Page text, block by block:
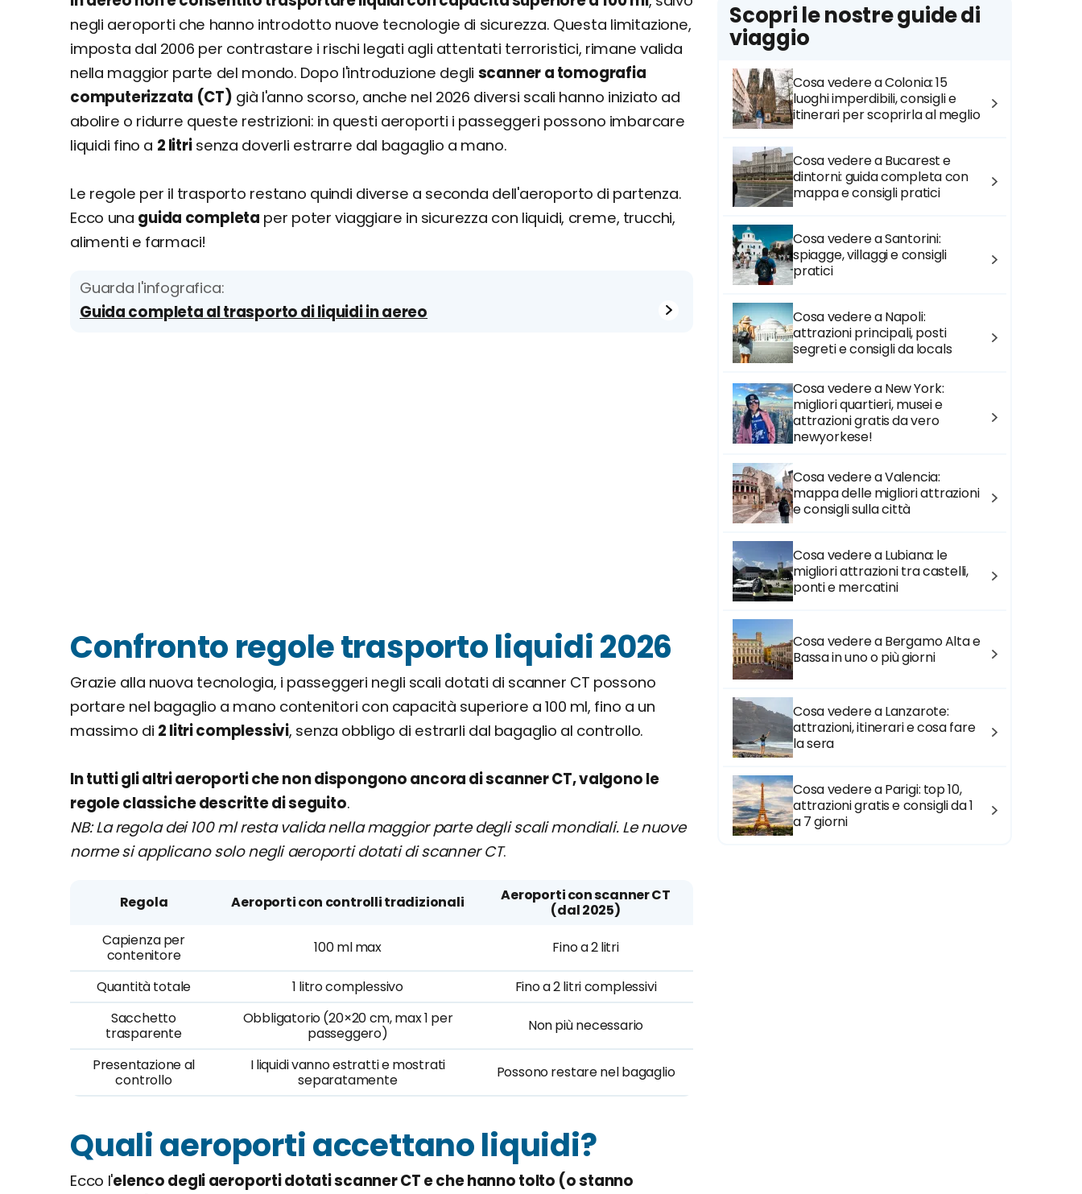
negli aeroporti che hanno introdotto nuove tecnologie di sicurezza. Questa limitazione,
imposta dal 2006 per contrastare i rischi legati agli attentati terroristici, rimane valida
nella maggior parte del mondo. Dopo l'introduzione degli scanner a tomografia
computerizzata (CT) già l'anno scorso, anche nel 2026 diversi scali hanno iniziato ad
abolire o ridurre queste restrizioni: in questi aeroporti i passeggeri possono imbarcare
liquidi fino a 2 litrisenza doverli estrarre dal bagaglio a mano.
Le regole per il trasporto restano quindi diverse a seconda dell'aeroporto di partenza.
Ecco una guida completa per poter viaggiare in sicurezza con liquidi, creme, trucchi,
alimenti e farmaci!
Guarda l'infografica:
Guida completa al trasporto di liquidi in aereo
Confronto regole trasporto liquidi 2026
Grazie alla nuova tecnologia, i passeggeri negli scali dotati di scanner CT possono
portare nel bagaglio a mano contenitori con capacità superiore a 100 ml, fino a un
massimo di 2 litri complessivi, senza obbligo di estrarli dal bagaglio al controllo.
In tutti gli altri aeroporti che non dispongono ancora di scanner CT, valgono le
regole classiche descritte di seguito.
NB: La regola dei 100 ml resta valida nella maggior parte degli scali mondiali. Le nuove
norme si applicano solo negli aeroporti dotati di scanner CT.
Regola Aeroporti con controlli tradizionali
Aeroporti con scanner CT
(dal 2025)
Capienza per
contenitore
100 ml max Fino a 2 litri
Quantità totale 1 litro complessivo
Fino a 2 litri complessivi
Sacchetto
trasparente
Obbligatorio (20×20 cm, max 1 per
passeggero)
Non più necessario
Presentazione al
controllo
I liquidi vanno estratti e mostrati
separatamente
Possono restare nel bagaglio
Quali aeroporti accettano liquidi?
Ecco l'elenco degli aeroporti dotati scanner CT e che hanno tolto (o stanno
Scopri le nostre guide di
viaggio
Cosa vedere a Colonia: 15
luoghi imperdibili, consigli e
itinerari per scoprirla al meglio
Cosa vedere a Bucarest e
dintorni: guida completa con
mappa e consigli pratici
Cosa vedere a Santorini:
spiagge, villaggi e consigli
pratici
Cosa vedere a Napoli:
attrazioni principali, posti
segreti e consigli da locals
Cosa vedere a New York:
migliori quartieri, musei e
attrazioni gratis da vero
newyorkese!
Cosa vedere a Valencia:
mappa delle migliori attrazioni
e consigli sulla città
Cosa vedere a Lubiana: le
migliori attrazioni tra castelli,
ponti e mercatini
Cosa vedere a Bergamo Alta e
Bassa in uno o più giorni
Cosa vedere a Lanzarote:
attrazioni, itinerari e cosa fare
la sera
Cosa vedere a Parigi: top 10,
attrazioni gratis e consigli da 1
a 7 giorni